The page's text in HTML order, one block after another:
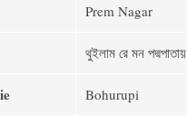
Prem Nagar
থুইলাম রে মন পদ্মপাতায়
Bohurupi